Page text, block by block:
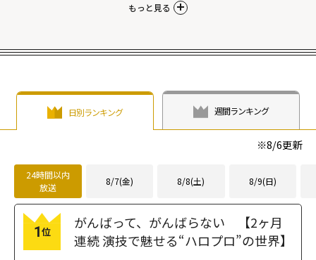
もっと見る
日別ランキング 週間ランキング
※8/6更新
24時間以内
放送
8/7(金) 8/8(土) 8/9(日)
1 位
がんばって、がんばらない 【2ヶ月
連続 演技で魅せる“ハロプロ”の世界】